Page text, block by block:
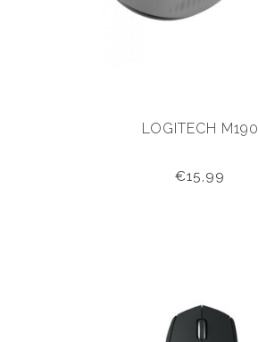
LOGITECH M190
€15,99